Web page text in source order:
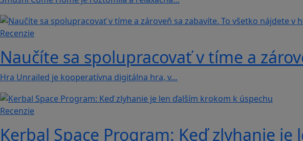
Recenzie
Naučíte sa spolupracovať v tíme a
Hra Unrailed je kooperatívna digitálna hra, v…
Recenzie
Kerbal Space Program: Keď zlyhanie